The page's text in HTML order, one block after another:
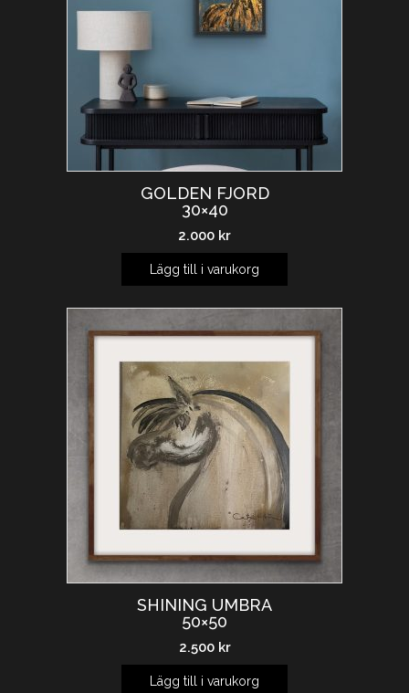
GOLDEN FJORD
30×40
2.000 kr
Lägg till i varukorg
SHINING UMBRA
50×50
2.500 kr
Lägg till i varukorg